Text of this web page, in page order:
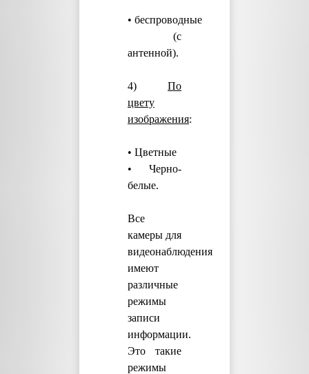
• беспроводные
(с
антенной).
4)
По
цвету
изображения:
• Цветные
• Черно-
белые.
Все
камеры для
видеонаблюдения
имеют
различные
режимы
записи
информации.
Это такие
режимы